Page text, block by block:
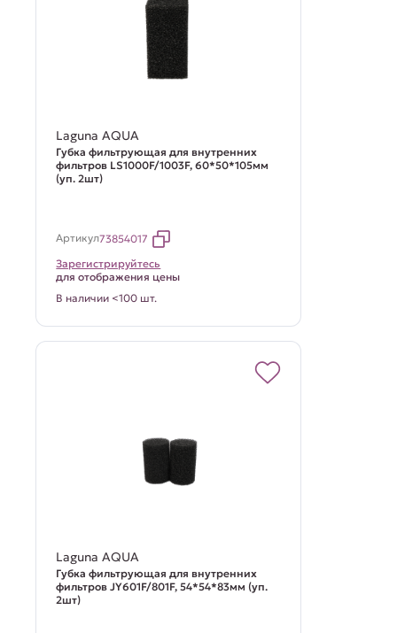
Laguna AQUA
Губка фильтрующая для внутренних
фильтров LS1000F/1003F, 60*50*105мм
(уп. 2шт)
Артикул73854017
Зарегистрируйтесь
для отображения цены
В наличии <100 шт.
Laguna AQUA
Губка фильтрующая для внутренних
фильтров JY601F/801F, 54*54*83мм (уп.
2шт)